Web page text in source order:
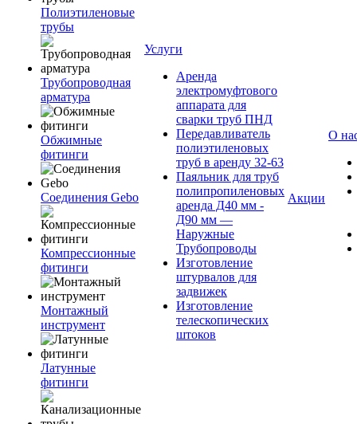
Полиэтиленовые
трубы
Трубопроводная
арматура
Обжимные
фитинги
Соединения Gebo
Компрессионные
фитинги
Монтажный
инструмент
Латунные
фитинги
Услуги
Аренда
электромуфтового
аппарата для
сварки труб ПНД
Передавливатель
полиэтиленовых
труб в аренду 32-63
Паяльник для труб
полипропиленовых
аренда Д40 мм -
Д90 мм —
Наружные
Трубопроводы
Изготовление
штурвалов для
задвижек
Изготовление
телескопических
штоков
Акции
О